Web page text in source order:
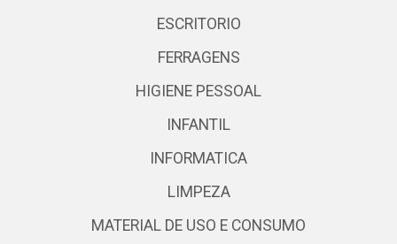
ESCRITORIO
FERRAGENS
HIGIENE PESSOAL
INFANTIL
INFORMATICA
LIMPEZA
MATERIAL DE USO E CONSUMO